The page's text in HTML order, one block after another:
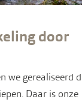
door
we gerealiseerd
Daar is onze